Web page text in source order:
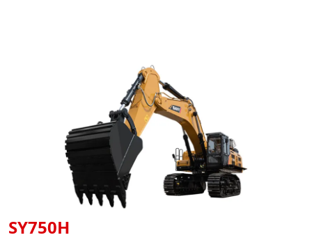
SY750H